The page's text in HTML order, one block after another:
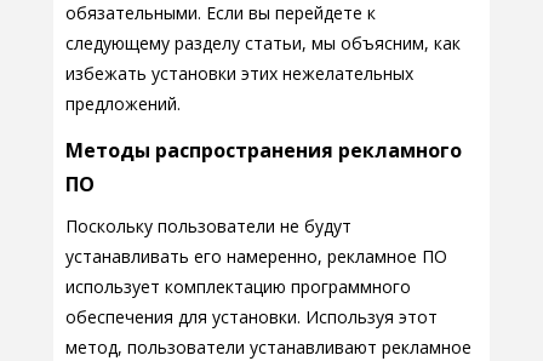
обязательными. Если вы перейдете к
следующему разделу статьи, мы объясним, как
избежать установки этих нежелательных
предложений.
Методы распространения рекламного
ПО
Поскольку пользователи не будут
устанавливать его намеренно, рекламное ПО
использует комплектацию программного
обеспечения для установки. Используя этот
метод, пользователи устанавливают рекламное